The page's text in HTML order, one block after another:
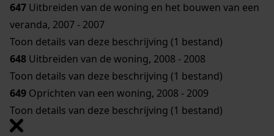
647 Uitbreiden van de woning en het bouwen van een
veranda, 2007 - 2007
Toon details van deze beschrijving (1 bestand)
648 Uitbreiden van de woning, 2008 - 2008
Toon details van deze beschrijving (1 bestand)
649 Oprichten van een woning, 2008 - 2009
Toon details van deze beschrijving (1 bestand)